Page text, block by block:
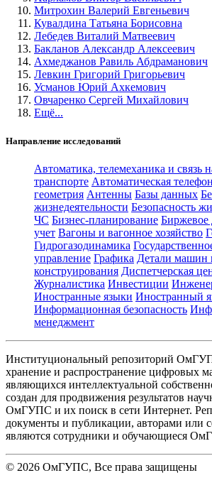
Митрохин Валерий Евгеньевич
Кувалдина Татьяна Борисовна
Лебедев Виталий Матвеевич
Бакланов Александр Алексеевич
Ахмеджанов Равиль Абдраманович
Левкин Григорий Григорьевич
Усманов Юрий Ахкемович
Овчаренко Сергей Михайлович
Ещё...
Направление исследований
Автоматика, телемеханика и связь
транспорте Автоматическая
геометрия Антенны Базы данных
жизнедеятельности Безопасность
ЧС Бизнес-планирование Биржевое
учет Вагоны и вагонное хозяйство
Гидрогазодинамика
управление Графика Детали машин
конструирования Диспетчерская
Журналистика Инвестиции
Иностранные языки Иностранный
Информационная безопасность
менеджмент
Институциональный репозиторий
хранение и распространение цифровых
являющихся интеллектуальной
создан для продвижения результатов
ОмГУПС и их поиск в сети Интернет.
документы и публикации, авторами или
являются сотрудники и обучающиеся
© 2026 ОмГУПС, Все права защищены